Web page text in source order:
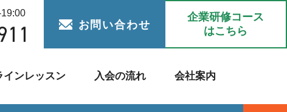
お問い合わせ
企業研修コース
はこちら
インレッスン 入会の流れ 会社案内